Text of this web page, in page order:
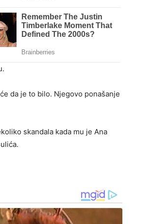
da je to bilo. Njegovo ponašanje
skandala kada mu je Ana